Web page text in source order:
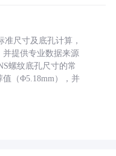
准尺寸及底孔计算，
提供专业数据来源
螺纹底孔尺寸的常
值（Φ5.18mm），并